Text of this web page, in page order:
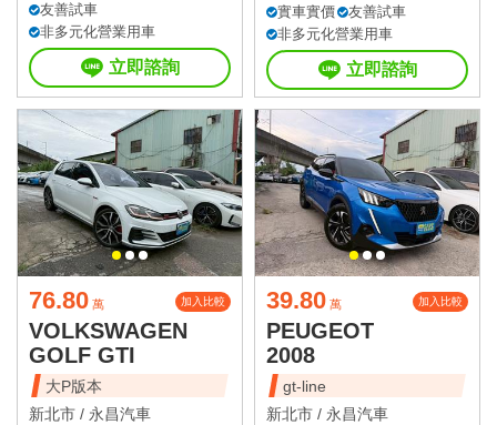
友善試車
非多元化營業用車
立即諮詢
實車實價
友善試車
非多元化營業用車
立即諮詢
76.80 萬 加入比較
VOLKSWAGEN
GOLF GTI
大P版本
新北市 / 永昌汽車
39.80 萬 加入比較
PEUGEOT
2008
gt-line
新北市 / 永昌汽車